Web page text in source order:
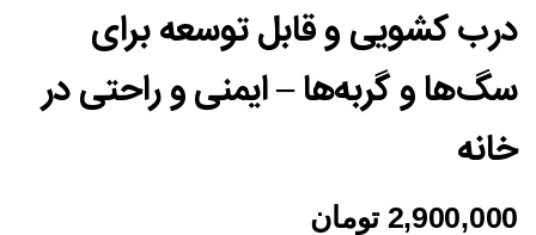
درب کشویی و قابل توسعه برای
سگ‌ها و گربه‌ها – ایمنی و راحتی در
خانه
2,900,000 تومان